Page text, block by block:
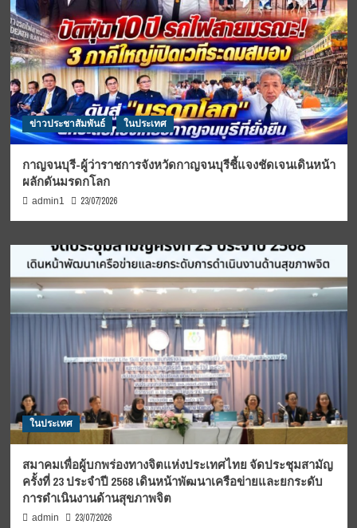
ข่าวประชาสัมพันธ์ ในประเทศ
กาญจนบุรี-ผู้ว่าราชการจังหวัดกาญจนบุรีชี้แจงชัดเจนเดินหน้า
ผลักดันมรดกโลก
admin1 23/07/2026
ในประเทศ
สมาคมเพื่อผู้บกพร่องทางจิตแห่งประเทศไทย จัดประชุมสามัญ
ครั้งที่ 23 ประจำปี 2568 เดินหน้าพัฒนาเครือข่ายและยกระดับ
การดำเนินงานด้านสุขภาพจิต
admin 23/07/2026